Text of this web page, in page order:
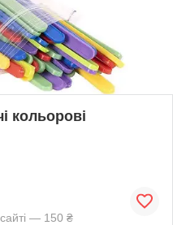
кольорові
— 150 ₴